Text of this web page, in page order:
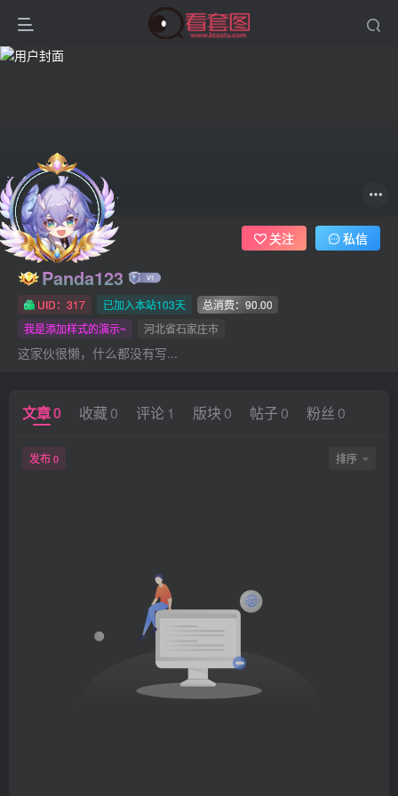
Panda123
UID：317 已加入本站103天
总消费：90.00
我是添加样式的演示~
河北省石家庄市
这家伙很懒，什么都没有写...
关注 私信
文章0 收藏 0 评论 1 版块 0 帖子 0 粉丝 0
发布 0 排序